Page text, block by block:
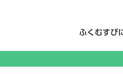
ふくむすび